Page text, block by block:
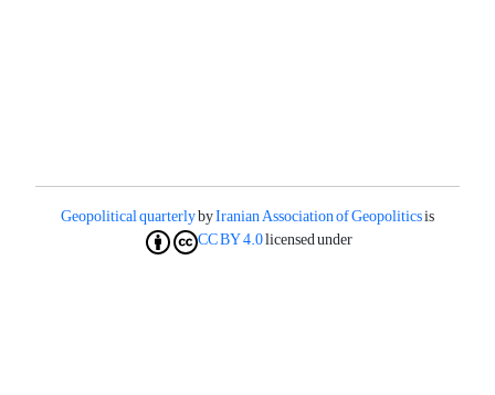
Geopolitical quarterlybyIranian Association of Geopoliticsis
licensed under
CC BY 4.0